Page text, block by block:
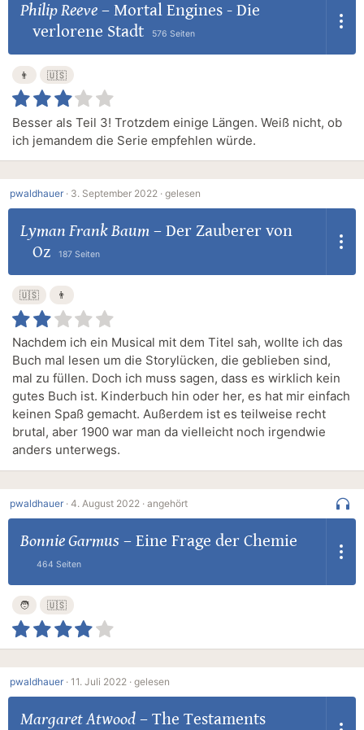
Philip Reeve– Mortal Engines - Die
verlorene Stadt
576 Seiten
👨 🇺🇸
Besser als Teil 3! Trotzdem einige Längen. Weiß nicht, ob
ich jemandem die Serie empfehlen würde.
pwaldhauer · 3. September 2022 · gelesen
Lyman Frank Baum– Der Zauberer von
Oz
187 Seiten
🇺🇸 👨
Nachdem ich ein Musical mit dem Titel sah, wollte ich das
Buch mal lesen um die Storylücken, die geblieben sind,
mal zu füllen. Doch ich muss sagen, dass es wirklich kein
gutes Buch ist. Kinderbuch hin oder her, es hat mir einfach
keinen Spaß gemacht. Außerdem ist es teilweise recht
brutal, aber 1900 war man da vielleicht noch irgendwie
anders unterwegs.
pwaldhauer · 4. August 2022 · angehört
Bonnie Garmus – Eine Frage der Chemie
464 Seiten
🧑 🇺🇸
pwaldhauer · 11. Juli 2022 · gelesen
Margaret Atwood– The Testaments